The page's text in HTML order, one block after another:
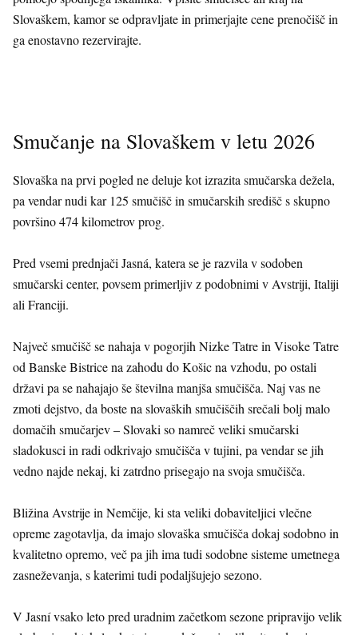
Slovaškem, kamor se odpravljate in primerjajte cene prenočišč in
ga enostavno rezervirajte.
Smučanje na Slovaškem v letu 2026
Slovaška na prvi pogled ne deluje kot izrazita smučarska dežela,
pa vendar nudi kar 125 smučišč in smučarskih središč s skupno
površino 474 kilometrov prog.
Pred vsemi prednjači Jasná, katera se je razvila v sodoben
smučarski center, povsem primerljiv z podobnimi v Avstriji, Italiji
ali Franciji.
Največ smučišč se nahaja v pogorjih Nizke Tatre in Visoke Tatre
od Banske Bistrice na zahodu do Košic na vzhodu, po ostali
državi pa se nahajajo še številna manjša smučišča. Naj vas ne
zmoti dejstvo, da boste na slovaških smučiščih srečali bolj malo
domačih smučarjev – Slovaki so namreč veliki smučarski
sladokusci in radi odkrivajo smučišča v tujini, pa vendar se jih
vedno najde nekaj, ki zatrdno prisegajo na svoja smučišča.
Bližina Avstrije in Nemčije, ki sta veliki dobaviteljici vlečne
opreme zagotavlja, da imajo slovaška smučišča dokaj sodobno in
kvalitetno opremo, več pa jih ima tudi sodobne sisteme umetnega
zasneževanja, s katerimi tudi podaljšujejo sezono.
V Jasní vsako leto pred uradnim začetkom sezone pripravijo velik